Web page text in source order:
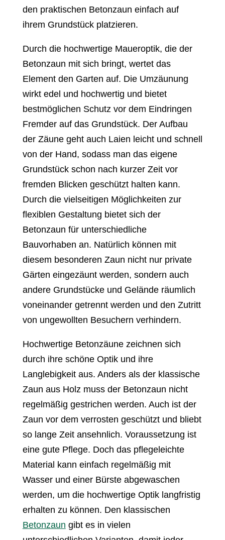
den praktischen Betonzaun einfach auf
ihrem Grundstück platzieren.
Durch die hochwertige Maueroptik, die der
Betonzaun mit sich bringt, wertet das
Element den Garten auf. Die Umzäunung
wirkt edel und hochwertig und bietet
bestmöglichen Schutz vor dem Eindringen
Fremder auf das Grundstück. Der Aufbau
der Zäune geht auch Laien leicht und schnell
von der Hand, sodass man das eigene
Grundstück schon nach kurzer Zeit vor
fremden Blicken geschützt halten kann.
Durch die vielseitigen Möglichkeiten zur
flexiblen Gestaltung bietet sich der
Betonzaun für unterschiedliche
Bauvorhaben an. Natürlich können mit
diesem besonderen Zaun nicht nur private
Gärten eingezäunt werden, sondern auch
andere Grundstücke und Gelände räumlich
voneinander getrennt werden und den Zutritt
von ungewollten Besuchern verhindern.
Hochwertige Betonzäune zeichnen sich
durch ihre schöne Optik und ihre
Langlebigkeit aus. Anders als der klassische
Zaun aus Holz muss der Betonzaun nicht
regelmäßig gestrichen werden. Auch ist der
Zaun vor dem verrosten geschützt und bliebt
so lange Zeit ansehnlich. Voraussetzung ist
eine gute Pflege. Doch das pflegeleichte
Material kann einfach regelmäßig mit
Wasser und einer Bürste abgewaschen
werden, um die hochwertige Optik langfristig
erhalten zu können. Den klassischen
Betonzaun gibt es in vielen